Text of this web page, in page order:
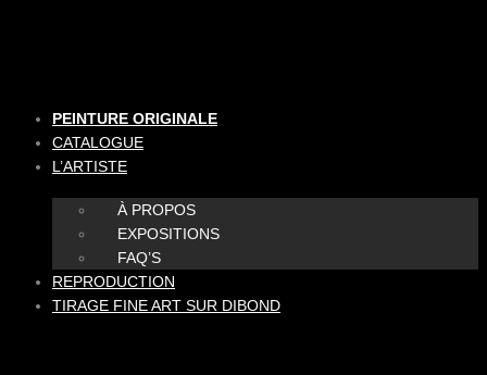
PEINTURE ORIGINALE
CATALOGUE
L’ARTISTE
À PROPOS
EXPOSITIONS
FAQ’S
REPRODUCTION
TIRAGE FINE ART SUR DIBOND